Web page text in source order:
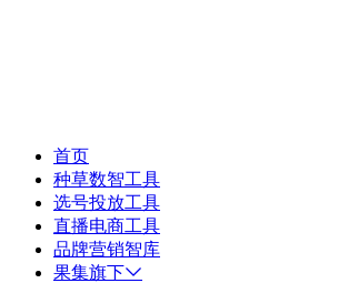
首页
种草数智工具
选号投放工具
直播电商工具
品牌营销智库
果集旗下